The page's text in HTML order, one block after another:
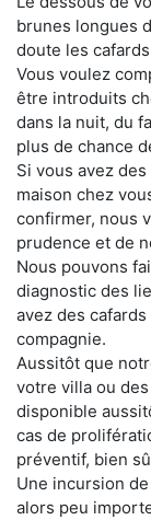
brunes longues
doute les
Vous voulez
être introduits
dans la nuit, du
plus de chance
Si vous avez
maison chez
confirmer, nous
prudence et de
Nous pouvons
diagnostic des
avez des
compagnie.
Aussitôt que
votre villa ou
disponible
cas de
préventif, bien
Une incursion
alors peu